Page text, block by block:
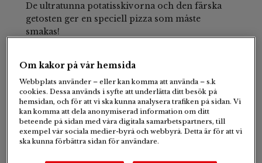
De ultratunna potatisskivorna och den färska
getosten ger en speciell pizza som måste
smakas!
ca. 6
personer
Om kakor på vår hemsida
Webbplats använder – eller kan komma att använda – s.k
cookies. Dessa används i syfte att underlätta ditt besök på
hemsidan, och för att vi ska kunna analysera trafiken på sidan. Vi
kan komma att dela anonymiserad information om ditt
beteende på sidan med våra digitala samarbetspartners, till
exempel vår sociala medier-byrå och webbyrå. Detta är för att vi
ska kunna förbättra sidan för användare.